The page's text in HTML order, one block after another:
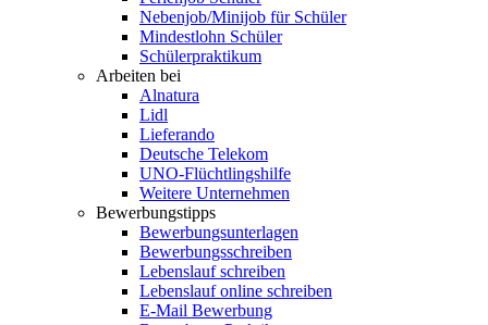
Nebenjob/Minijob für Schüler
Mindestlohn Schüler
Schülerpraktikum
Arbeiten bei
Alnatura
Lidl
Lieferando
Deutsche Telekom
UNO-Flüchtlingshilfe
Weitere Unternehmen
Bewerbungstipps
Bewerbungsunterlagen
Bewerbungsschreiben
Lebenslauf schreiben
Lebenslauf online schreiben
E-Mail Bewerbung